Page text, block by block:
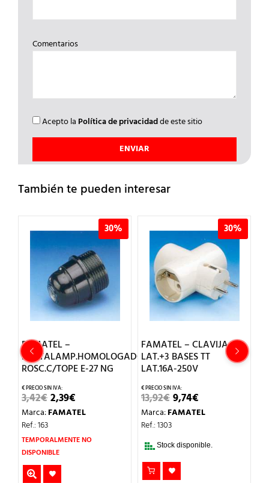
Comentarios
Acepto la Política de privacidadde este sitio
También te pueden interesar
30%
FAMATEL –
PORTALAMP.HOMOLOGADO
ROSC.C/TOPE E-27 NG
3,42€EL
PRECIO
ORIGINAL
3,42€.
2,39€PRECIO
ACTUAL
2,39€.
Marca:FAMATEL
Ref.: 163
TEMPORALMENTE NO
DISPONIBLE
30%
FAMATEL – CLAVIJA TT
LAT.+3 BASES TT
LAT.16A-250V
13,92€EL
PRECIO
ORIGINAL
9,74€PRECIO
ACTUAL
Marca:FAMATEL
Ref.: 1303
Stock disponible.